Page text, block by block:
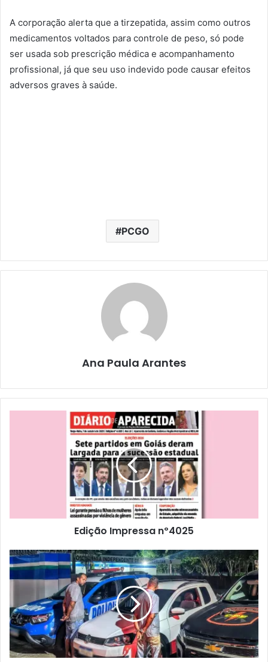
A corporação alerta que a tirzepatida, assim como outros
medicamentos voltados para controle de peso, só pode
ser usada sob prescrição médica e acompanhamento
profissional, já que seu uso indevido pode causar efeitos
adversos graves à saúde.
PCGO
Ana Paula Arantes
Edição Impressa nº4025